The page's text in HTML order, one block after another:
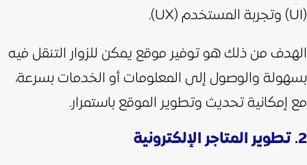
(UI) وتجربة المستخدم (UX).
الهدف من ذلك هو توفير موقع يمكن للزوار التنقل فيه
بسهولة والوصول إلى المعلومات أو الخدمات بسرعة،
مع إمكانية تحديث وتطوير الموقع باستمرار.
2. تطوير المتاجر الإلكترونية